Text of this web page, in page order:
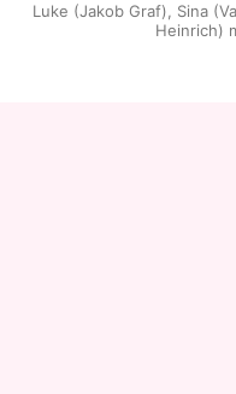
Luke (Jakob Graf), Sina
Heinrich)